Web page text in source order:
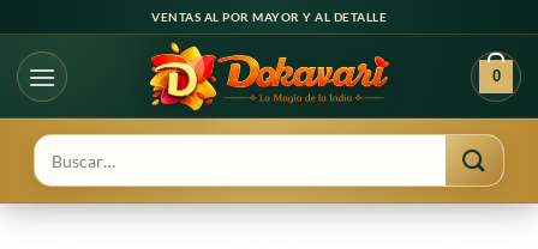
contenido
VENTAS AL POR MAYOR Y AL DETALLE
0
Buscar
por: